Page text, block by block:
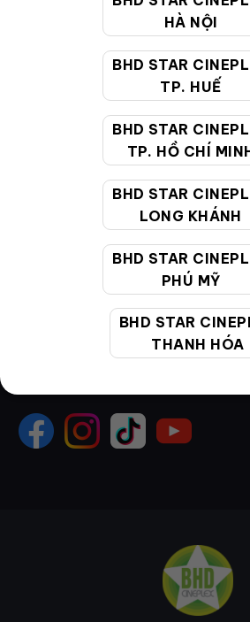
HÀ NỘI
BHD STAR
TP. HUẾ
BHD STAR
TP. HỒ CHÍ
BHD STAR
LONG KHÁNH
BHD STAR
PHÚ MỸ
BHD STAR
THANH HÓA
Hướng dẫn đặt vé trực tuyến
Quy định và chính sách chung
Chính sách bảo vệ thông tin cá
CHĂM SÓC KHÁCH HÀNG
Giờ làm việc:9:00 - 22:00 (Tất
gồm cả Lễ, Tết)
cskh@bhdstar.vn